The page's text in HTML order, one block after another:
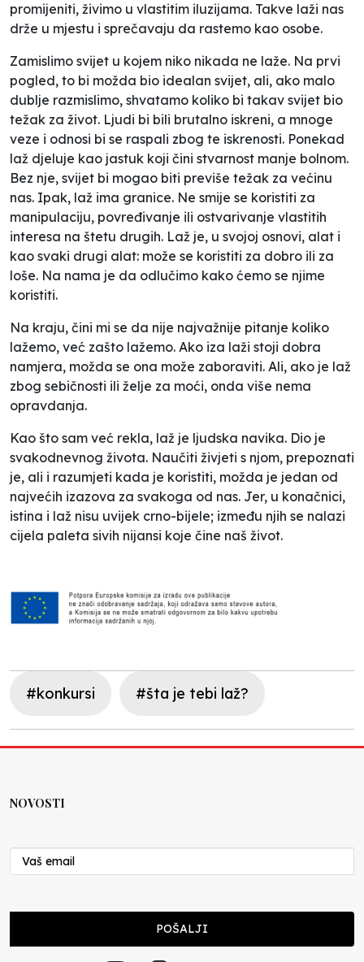
promijeniti, živimo u vlastitim iluzijama. Takve laži nas
drže u mjestu i sprečavaju da rastemo kao osobe.
Zamislimo svijet u kojem niko nikada ne laže. Na prvi
pogled, to bi možda bio idealan svijet, ali, ako malo
dublje razmislimo, shvatamo koliko bi takav svijet bio
težak za život. Ljudi bi bili brutalno iskreni, a mnoge
veze i odnosi bi se raspali zbog te iskrenosti. Ponekad
laž djeluje kao jastuk koji čini stvarnost manje bolnom.
Bez nje, svijet bi mogao biti previše težak za većinu
nas. Ipak, laž ima granice. Ne smije se koristiti za
manipulaciju, povređivanje ili ostvarivanje vlastitih
interesa na štetu drugih. Laž je, u svojoj osnovi, alat i
kao svaki drugi alat: može se koristiti za dobro ili za
loše. Na nama je da odlučimo kako ćemo se njime
koristiti.
Na kraju, čini mi se da nije najvažnije pitanje koliko
lažemo, već zašto lažemo. Ako iza laži stoji dobra
namjera, možda se ona može zaboraviti. Ali, ako je laž
zbog sebičnosti ili želje za moći, onda više nema
opravdanja.
Kao što sam već rekla, laž je ljudska navika. Dio je
svakodnevnog života. Naučiti živjeti s njom, prepoznati
je, ali i razumjeti kada je koristiti, možda je jedan od
najvećih izazova za svakoga od nas. Jer, u konačnici,
istina i laž nisu uvijek crno-bijele; između njih se nalazi
cijela paleta sivih nijansi koje čine naš život.
#konkursi #šta je tebi laž?
NOVOSTI
POŠALJI